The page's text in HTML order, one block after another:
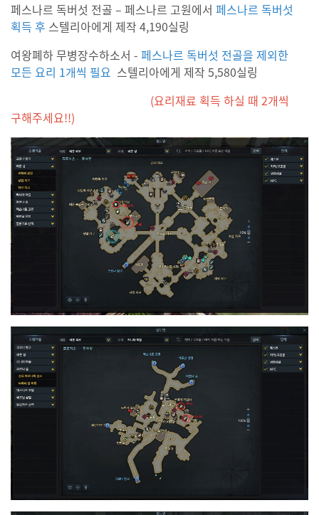
페스나르 독버섯 전골 – 페스나르 고원에서 페스나르 독버섯
획득 후 스텔리아에게 제작 4,190실링
여왕폐하 무병장수하소서 - 페스나르 독버섯 전골을 제외한
모든 요리 1개씩 필요 스텔리아에게 제작 5,580실링
(요리재료 획득 하실 때 2개씩
구해주세요!!)